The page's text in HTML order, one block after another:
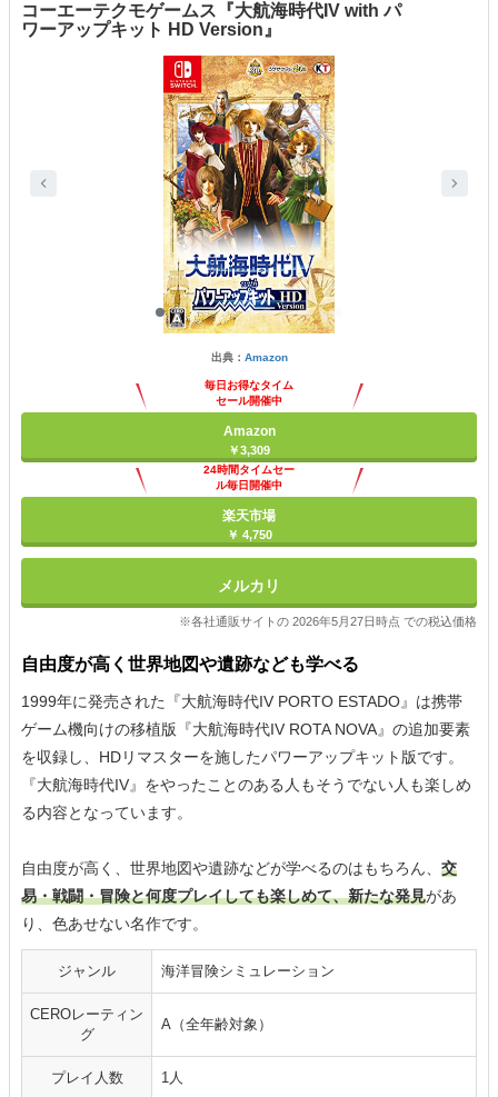
コーエーテクモゲームス『大航海時代IV with パ
ワーアップキット HD Version』
出典： Amazon
毎日お得なタイム
セール開催中
Amazon
￥3,309
24時間タイムセー
ル毎日開催中
楽天市場
￥ 4,750
メルカリ
※各社通販サイトの 2026年5月27日時点 での税込価格
自由度が高く世界地図や遺跡なども学べる
1999年に発売された『大航海時代IV PORTO ESTADO』は携帯
ゲーム機向けの移植版『大航海時代IV ROTA NOVA』の追加要素
を収録し、HDリマスターを施したパワーアップキット版です。
『大航海時代IV』をやったことのある人もそうでない人も楽しめ
る内容となっています。
自由度が高く、世界地図や遺跡などが学べるのはもちろん、 交
易・戦闘・冒険と何度プレイしても楽しめて、新たな発見があ
り、色あせない名作です。
ジャンル 海洋冒険シミュレーション
CEROレーティン
グ
A（全年齢対象）
プレイ人数 1人